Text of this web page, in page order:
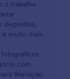
o trabalho
depósitos,
e muito mais
com
liberação